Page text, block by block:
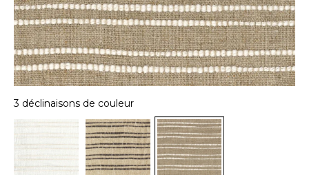
3 déclinaisons de couleur